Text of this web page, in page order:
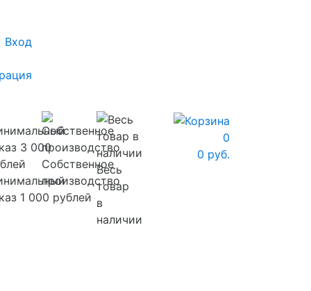
Вход
1 000 рублей
Собственное
производство
Весь
товар
в
наличии
0
0 руб.